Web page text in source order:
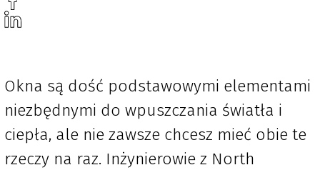
Okna są dość podstawowymi elementami
niezbędnymi do wpuszczania światła i
ciepła, ale nie zawsze chcesz mieć obie te
rzeczy na raz. Inżynierowie z North